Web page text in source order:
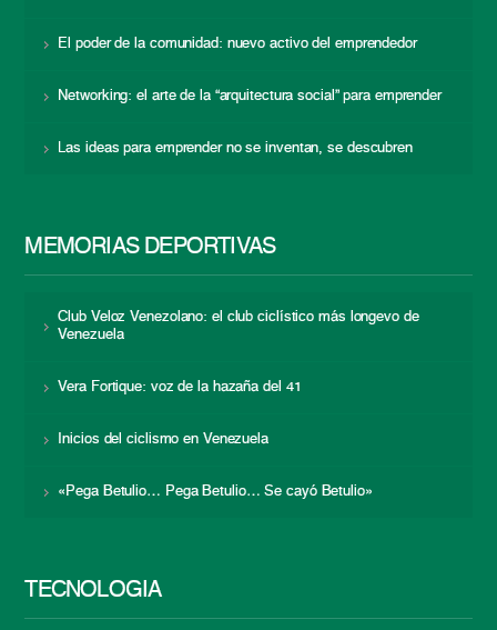
El poder de la comunidad: nuevo activo del emprendedor
Networking: el arte de la “arquitectura social” para emprender
Las ideas para emprender no se inventan, se descubren
MEMORIAS DEPORTIVAS
Club Veloz Venezolano: el club ciclístico más longevo de
Venezuela
Vera Fortique: voz de la hazaña del 41
Inicios del ciclismo en Venezuela
«Pega Betulio… Pega Betulio… Se cayó Betulio»
TECNOLOGÍA